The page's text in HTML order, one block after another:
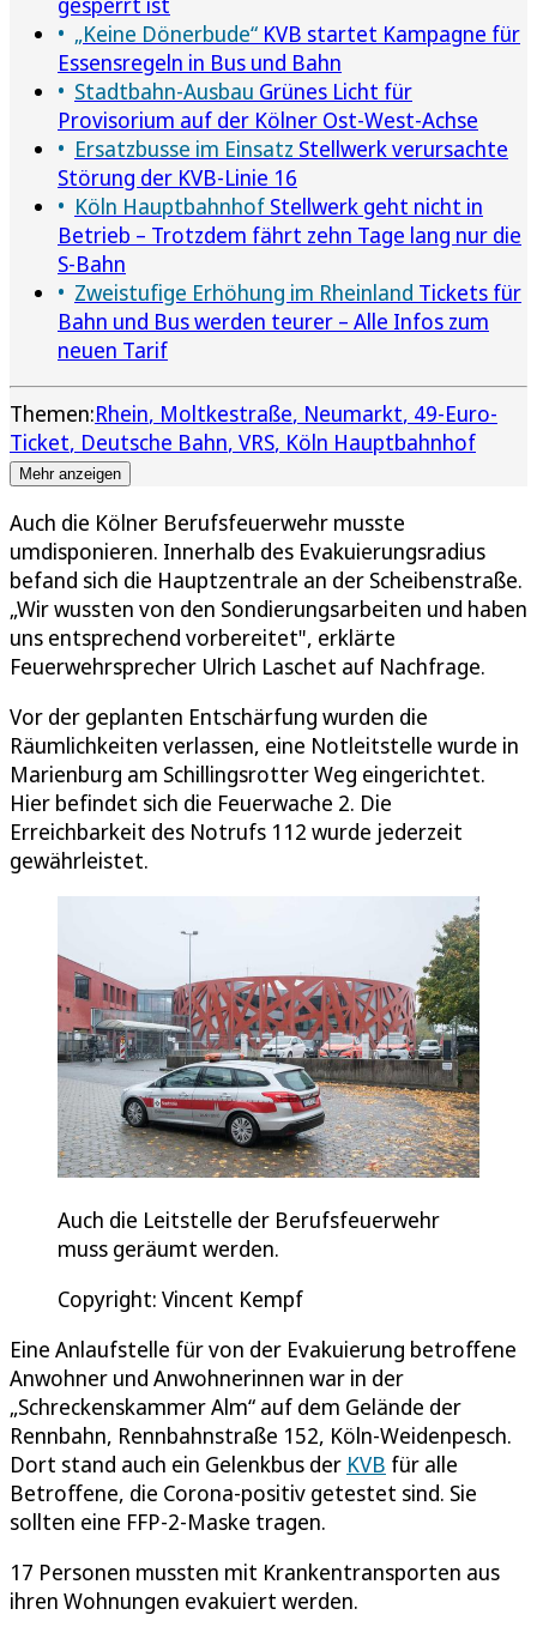
„Keine Dönerbude“ KVB startet Kampagne für
Essensregeln in Bus und Bahn
Stadtbahn-Ausbau Grünes Licht für
Provisorium auf der Kölner Ost-West-Achse
Ersatzbusse im Einsatz Stellwerk verursachte
Störung der KVB-Linie 16
Köln Hauptbahnhof Stellwerk geht nicht in
Betrieb – Trotzdem fährt zehn Tage lang nur die
S-Bahn
Zweistufige Erhöhung im Rheinland Tickets für
Bahn und Bus werden teurer – Alle Infos zum
neuen Tarif
Themen:Rhein Moltkestraße Neumarkt 49-Euro-
Ticket Deutsche Bahn VRS Köln Hauptbahnhof
Mehr anzeigen
Auch die Kölner Berufsfeuerwehr musste
umdisponieren. Innerhalb des Evakuierungsradius
befand sich die Hauptzentrale an der Scheibenstraße.
„Wir wussten von den Sondierungsarbeiten und haben
uns entsprechend vorbereitet", erklärte
Feuerwehrsprecher Ulrich Laschet auf Nachfrage.
Vor der geplanten Entschärfung wurden die
Räumlichkeiten verlassen, eine Notleitstelle wurde in
Marienburg am Schillingsrotter Weg eingerichtet.
Hier befindet sich die Feuerwache 2. Die
Erreichbarkeit des Notrufs 112 wurde jederzeit
gewährleistet.
Auch die Leitstelle der Berufsfeuerwehr
muss geräumt werden.
Copyright: Vincent Kempf
Eine Anlaufstelle für von der Evakuierung betroffene
Anwohner und Anwohnerinnen war in der
„Schreckenskammer Alm“ auf dem Gelände der
Rennbahn, Rennbahnstraße 152, Köln-Weidenpesch.
Dort stand auch ein Gelenkbus der KVB für alle
Betroffene, die Corona-positiv getestet sind. Sie
sollten eine FFP-2-Maske tragen.
17 Personen mussten mit Krankentransporten aus
ihren Wohnungen evakuiert werden.